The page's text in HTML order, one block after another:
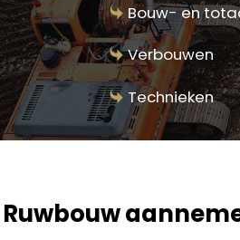
Bouw- en
Verbouwen
Technieken
Ruwbouw